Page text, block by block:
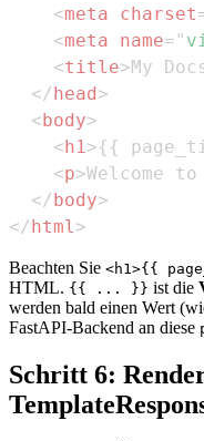
<meta charset
<meta name= "
<title>My
</ head >
< body>
< h1>{{
<p>Welcome
</ body>
</ html>
Beachten Sie <h1>{{
HTML. {{ ... }} ist die
werden bald einen Wert
FastAPI-Backend an diese
Schritt 6: